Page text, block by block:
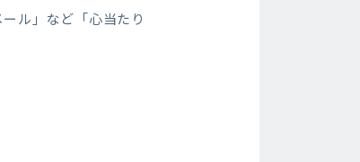
ル」など「心当たり